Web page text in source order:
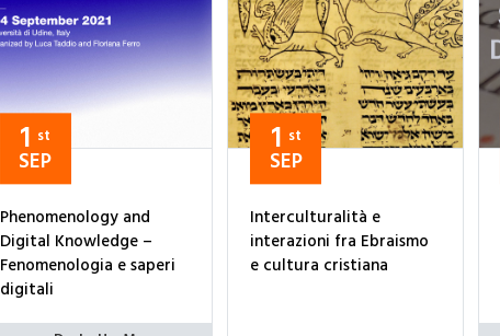
1 st
SEP
Phenomenology and
Digital Knowledge –
Fenomenologia e saperi
digitali
1 st
SEP
Interculturalità e
interazioni fra Ebraismo
e cultura cristiana